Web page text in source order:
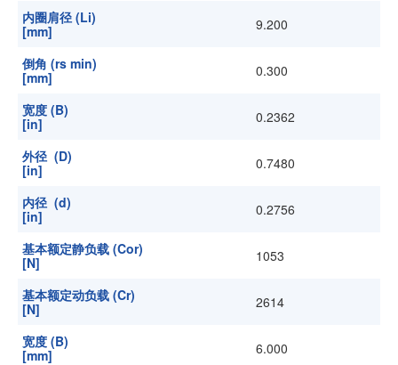
内圈肩径 (Li)
[mm]
9.200
倒角 (rs min)
[mm]
0.300
宽度 (B)
[in]
0.2362
外径 (D)
[in]
0.7480
内径 (d)
[in]
0.2756
基本额定静负载 (Cor)
[N]
1053
基本额定动负载 (Cr)
[N]
2614
宽度 (B)
[mm]
6.000